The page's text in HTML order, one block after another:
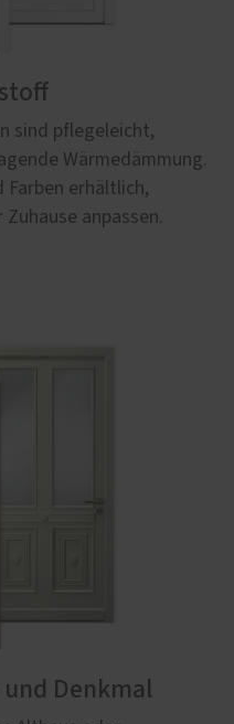
sind pflegeleicht,
Wärmedämmung.
Farben erhältlich,
anpassen.
Denkmal